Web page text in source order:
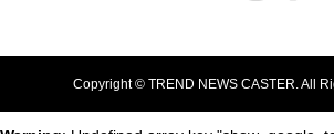
Copyright ©TREND NEWS CASTER. All